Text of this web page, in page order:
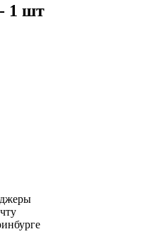
1 шт